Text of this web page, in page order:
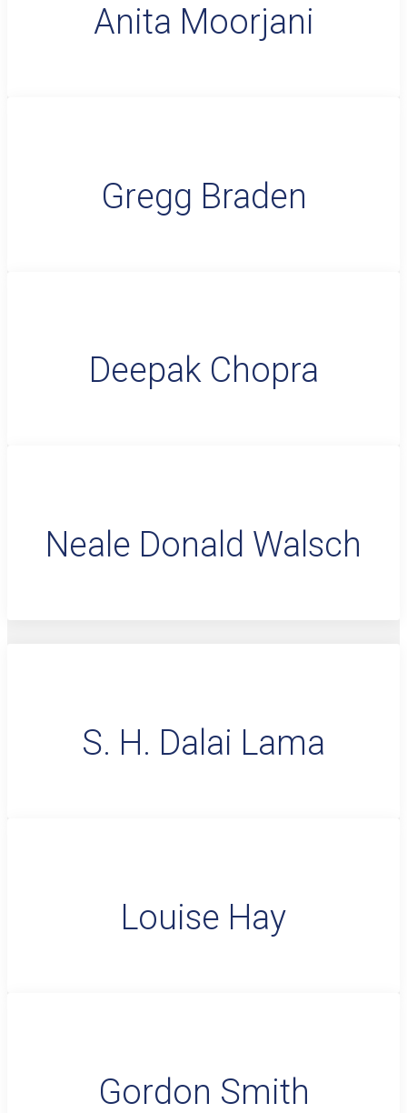
Anita Moorjani
Gregg Braden
Deepak Chopra
Neale Donald Walsch
S. H. Dalai Lama
Louise Hay
Gordon Smith